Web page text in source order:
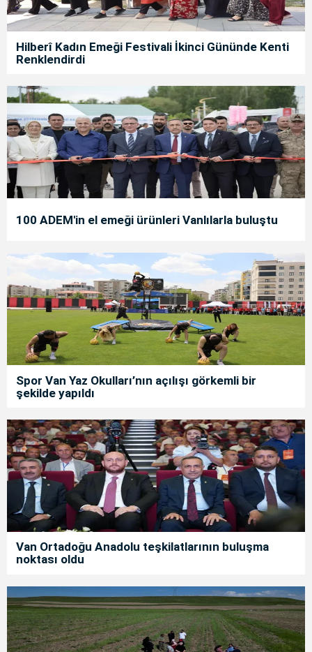
Hilberî Kadın Emeği Festivali İkinci Gününde Kenti
Renklendirdi
100 ADEM'in el emeği ürünleri Vanlılarla buluştu
Spor Van Yaz Okulları’nın açılışı görkemli bir
şekilde yapıldı
Van Ortadoğu Anadolu teşkilatlarının buluşma
noktası oldu